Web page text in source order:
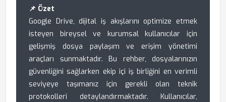
📌 Özet
Google Drive, dijital iş akışlarını optimize etmek
isteyen bireysel ve kurumsal kullanıcılar için
gelişmiş dosya paylaşım ve erişim yönetimi
araçları sunmaktadır. Bu rehber, dosyalarınızın
güvenliğini sağlarken ekip içi iş birliğini en verimli
seviyeye taşımanız için gerekli olan teknik
protokolleri detaylandırmaktadır. Kullanıcılar,